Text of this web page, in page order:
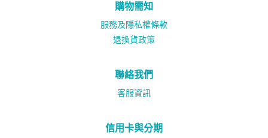
購物需知
服務及隱私權條款
退換貨政策
聯絡我們
客服資訊
信用卡與分期